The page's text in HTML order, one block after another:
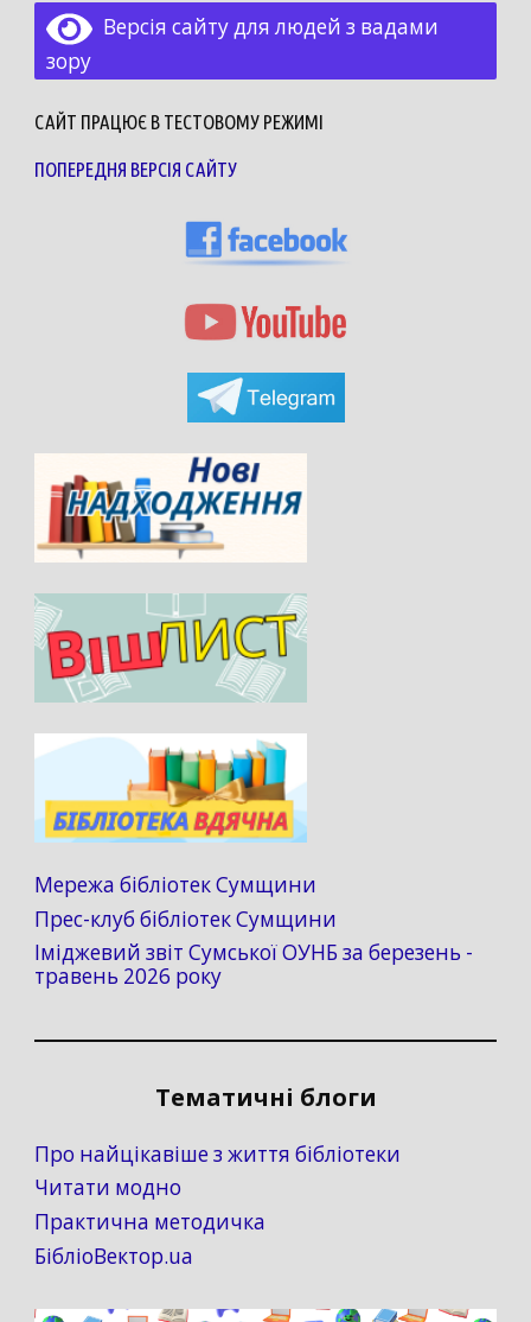
Версія сайту для людей з вадами
зору
САЙТ ПРАЦЮЄ В ТЕСТОВОМУ РЕЖИМІ
ПОПЕРЕДНЯ ВЕРСІЯ САЙТУ
Мережа бібліотек Сумщини
Прес-клуб бібліотек Сумщини
Іміджевий звіт Сумської ОУНБ за березень -
травень 2026 року
Тематичні блоги
Про найцікавіше з життя бібліотеки
Читати модно
Практична методичка
БібліоВектор.ua